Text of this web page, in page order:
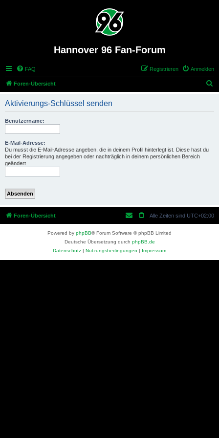
Hannover 96 Fan-Forum
FAQ Anmelden
Registrieren
Foren-Übersicht
Aktivierungs-Schlüssel senden
Benutzername:
E-Mail-Adresse:
Du musst die E-Mail-Adresse angeben, die in deinem Profil hinterlegt ist. Diese hast du
bei der Registrierung angegeben oder nachträglich in deinem persönlichen Bereich
geändert.
Foren-Übersicht Alle Zeiten sind UTC+02:00
Powered by phpBB® Forum Software © phpBB Limited
Deutsche Übersetzung durch phpBB.de
Datenschutz | Nutzungsbedingungen | Impressum